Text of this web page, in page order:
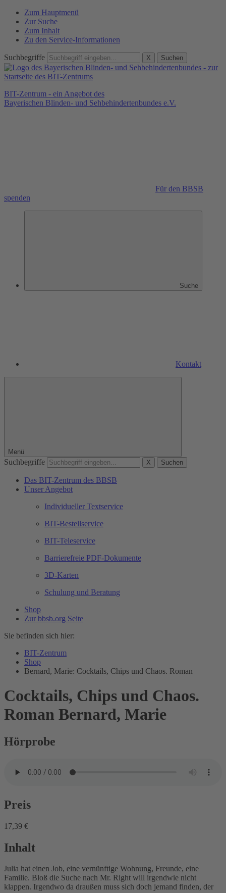
Zum Hauptmenü
Zur Suche
Zum Inhalt
Zu den Service-Informationen
Suchbegriffe X Suchen
BIT-Zentrum - ein Angebot des
Bayerischen Blinden- und Sehbehindertenbundes e.V.
Für den BBSB
spenden
Suche
Kontakt
Menü
Suchbegriffe X Suchen
Das BIT-Zentrum des BBSB
Unser Angebot
Individueller Textservice
BIT-Bestellservice
BIT-Teleservice
Barrierefreie PDF-Dokumente
3D-Karten
Schulung und Beratung
Shop
Zur bbsb.org Seite
Sie befinden sich hier:
BIT-Zentrum
Shop
Bernard, Marie: Cocktails, Chips und Chaos. Roman
Cocktails, Chips und Chaos.
Roman Bernard, Marie
Hörprobe
Preis
17,39 €
Inhalt
Julia hat einen Job, eine vernünftige Wohnung, Freunde, eine
Familie. Bloß die Suche nach Mr. Right will irgendwie nicht
klappen. Irgendwo da draußen muss sich doch jemand finden, der